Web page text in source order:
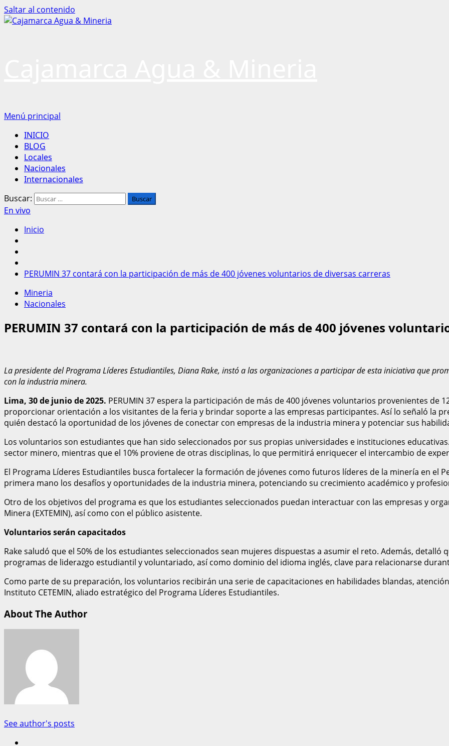
Saltar al contenido
Menú principal
INICIO
BLOG
Locales
Nacionales
Internacionales
Buscar:
En vivo
Inicio
PERUMIN 37 contará con la participación de más de 400 jóvenes voluntarios de diversas carreras
Mineria
Nacionales
PERUMIN 37 contará con la participación de más de 400 jóvenes
La presidente del Programa Líderes Estudiantiles, Diana Rake, instó a las organizaciones a participar de esta iniciativa que
con la industria minera.
Lima, 30 de junio de 2025. PERUMIN 37 espera la participación de más de 400 jóvenes voluntarios provenientes de
proporcionar orientación a los visitantes de la feria y brindar soporte a las empresas participantes. Así lo señaló la
quién destacó la oportunidad de los jóvenes de conectar con empresas de la industria minera y potenciar sus
Los voluntarios son estudiantes que han sido seleccionados por sus propias universidades e instituciones
sector minero, mientras que el 10% proviene de otras disciplinas, lo que permitirá enriquecer el intercambio de
El Programa Líderes Estudiantiles busca fortalecer la formación de jóvenes como futuros líderes de la minería en el
primera mano los desafíos y oportunidades de la industria minera, potenciando su crecimiento académico y
Otro de los objetivos del programa es que los estudiantes seleccionados puedan interactuar con las empresas y
Minera (EXTEMIN), así como con el público asistente.
Voluntarios serán capacitados
Rake saludó que el 50% de los estudiantes seleccionados sean mujeres dispuestas a asumir el reto. Además, detalló
programas de liderazgo estudiantil y voluntariado, así como dominio del idioma inglés, clave para relacionarse
Como parte de su preparación, los voluntarios recibirán una serie de capacitaciones en habilidades blandas,
Instituto CETEMIN, aliado estratégico del Programa Líderes Estudiantiles.
About The Author
See author's posts